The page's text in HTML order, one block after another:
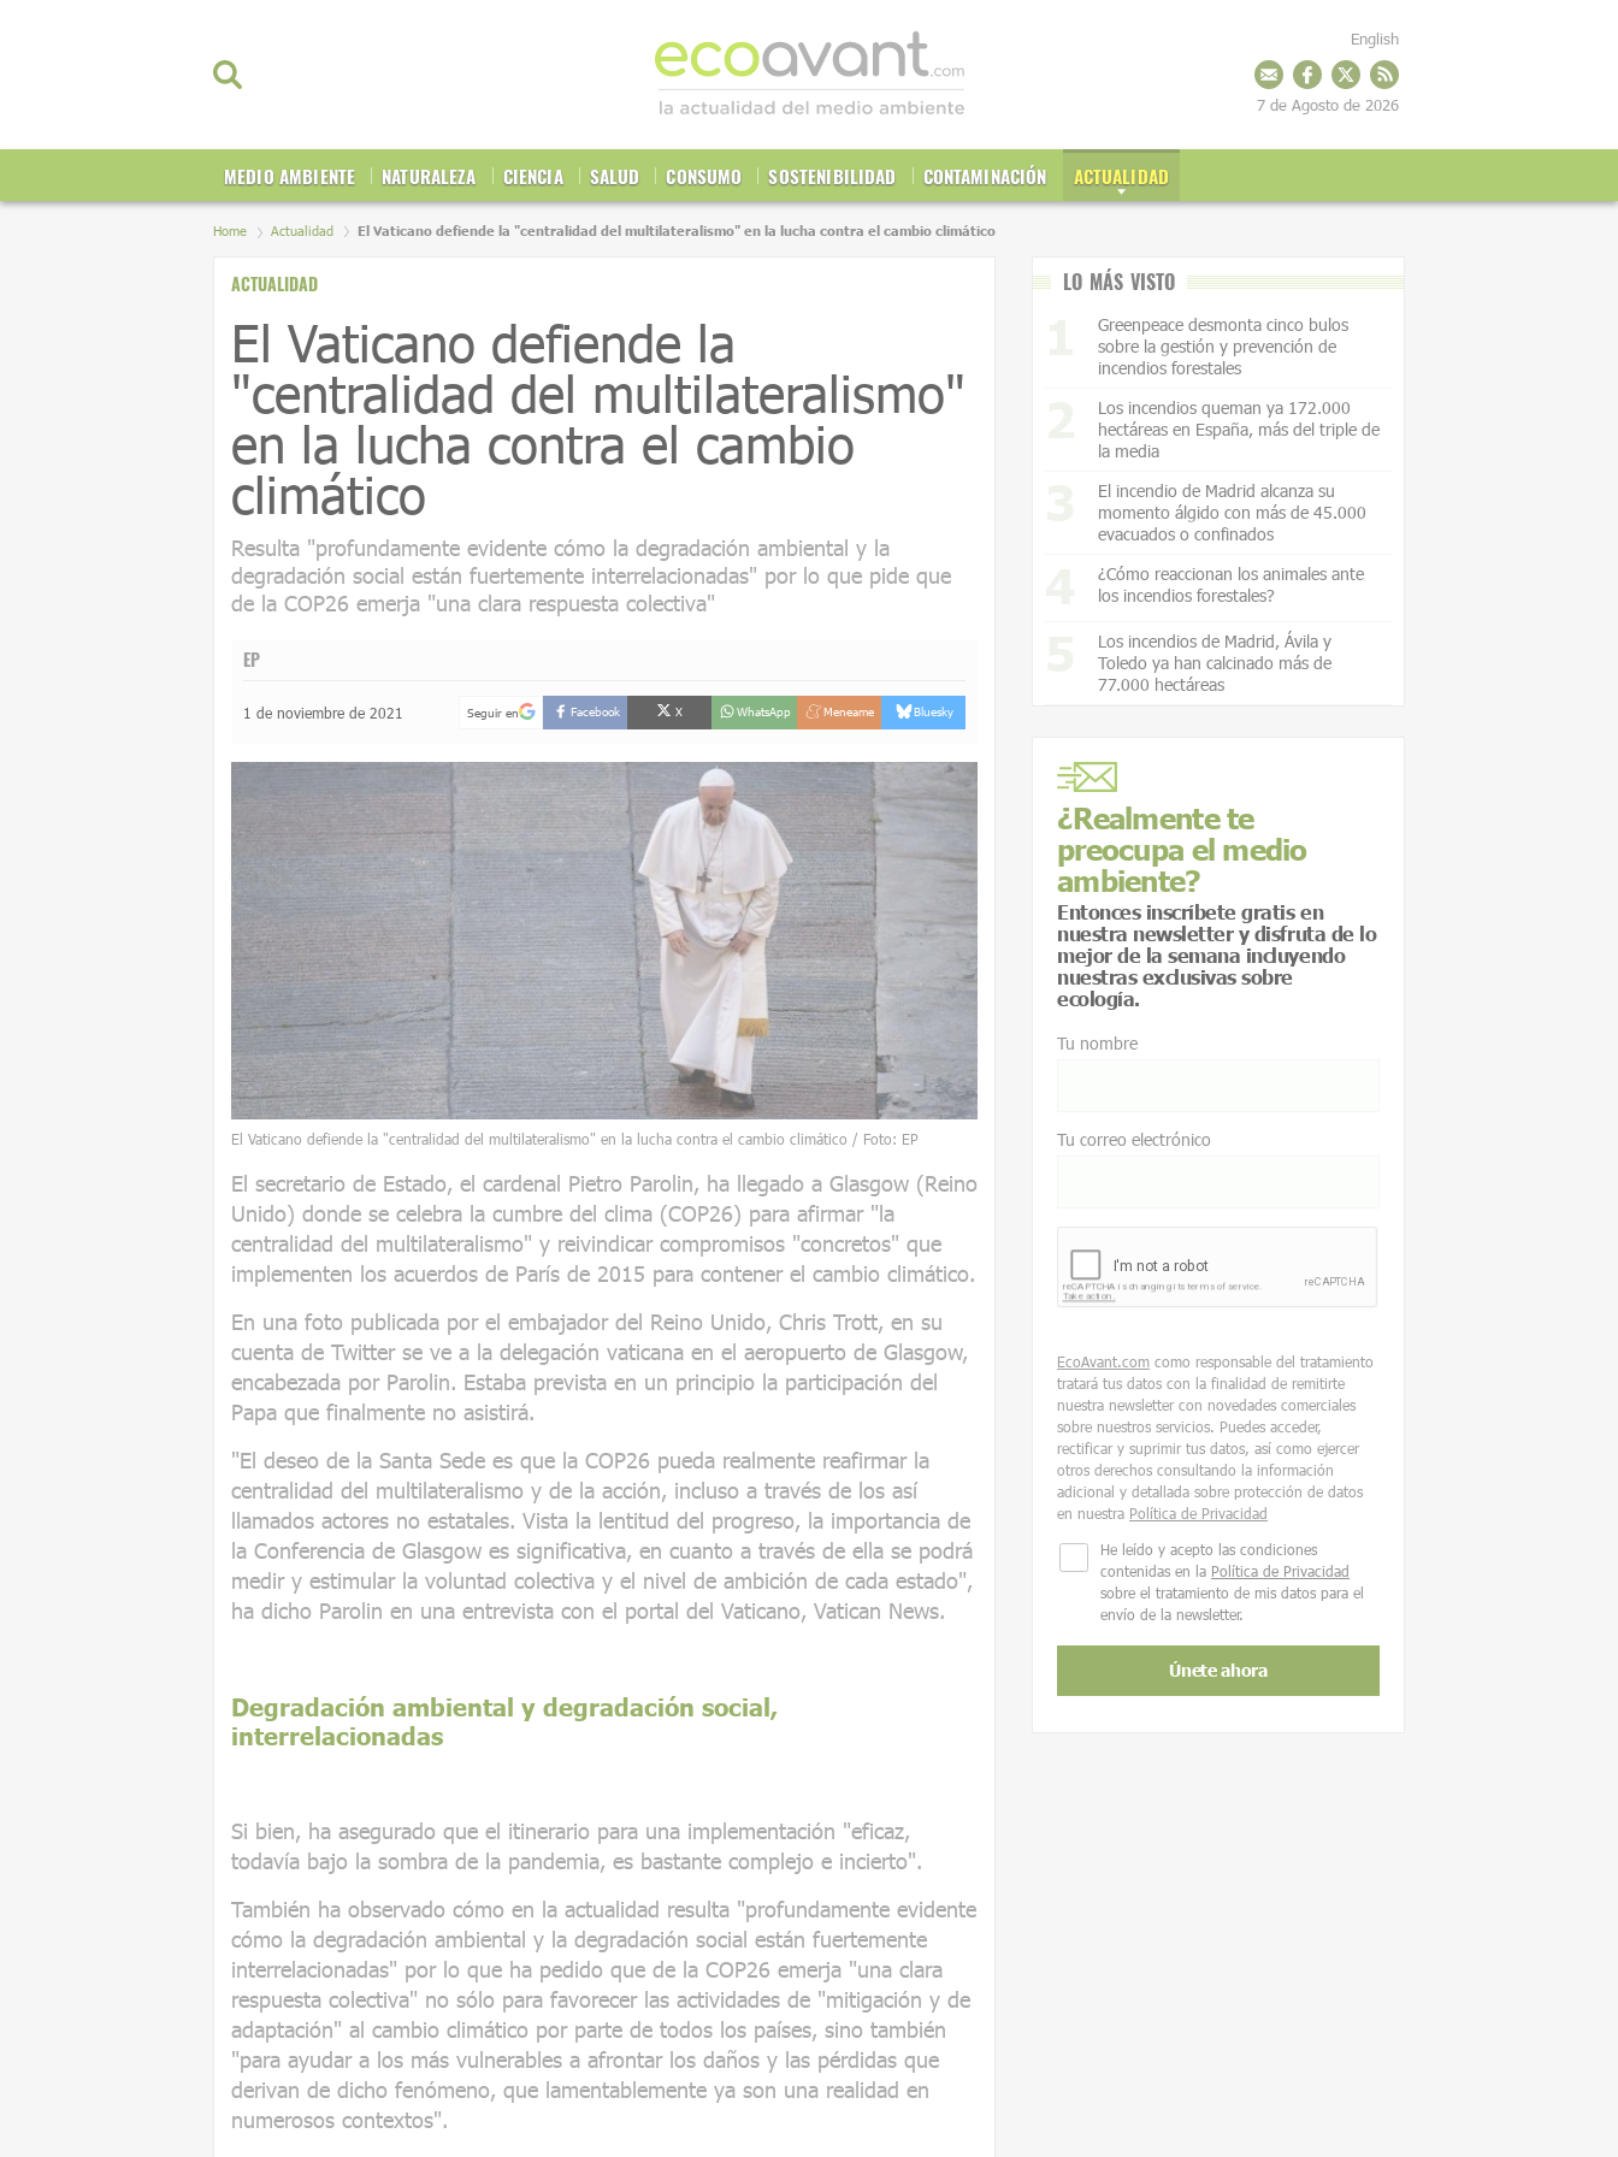
MEDIO AMBIENTE NATURALEZA CIENCIA SALUD CONSUMO SOSTENIBILIDAD CONTAMINACIÓN ACTUALIDAD
English
7 de Agosto de 2026
Home Actualidad El Vaticano defiende la "centralidad del multilateralismo" en la lucha contra el cambio climático
ACTUALIDAD
El Vaticano defiende la
"centralidad del multilateralismo"
en la lucha contra el cambio
climático
Resulta "profundamente evidente cómo la degradación ambiental y la
degradación social están fuertemente interrelacionadas" por lo que pide que
de la COP26 emerja "una clara respuesta colectiva"
EP
1 de noviembre de 2021 Seguir en Facebook X WhatsApp Meneame Bluesky
El Vaticano defiende la "centralidad del multilateralismo" en la lucha contra el cambio climático / Foto: EP
El secretario de Estado, el cardenal Pietro Parolin, ha llegado a Glasgow (Reino
Unido) donde se celebra la cumbre del clima (COP26) para afirmar "la
centralidad del multilateralismo" y reivindicar compromisos "concretos" que
implementen los acuerdos de París de 2015 para contener el cambio climático.
En una foto publicada por el embajador del Reino Unido, Chris Trott, en su
cuenta de Twitter se ve a la delegación vaticana en el aeropuerto de Glasgow,
encabezada por Parolin. Estaba prevista en un principio la participación del
Papa que finalmente no asistirá.
"El deseo de la Santa Sede es que la COP26 pueda realmente reafirmar la
centralidad del multilateralismo y de la acción, incluso a través de los así
llamados actores no estatales. Vista la lentitud del progreso, la importancia de
la Conferencia de Glasgow es significativa, en cuanto a través de ella se podrá
medir y estimular la voluntad colectiva y el nivel de ambición de cada estado",
ha dicho Parolin en una entrevista con el portal del Vaticano, Vatican News.
Degradación ambiental y degradación social,
interrelacionadas
Si bien, ha asegurado que el itinerario para una implementación "eficaz,
todavía bajo la sombra de la pandemia, es bastante complejo e incierto".
También ha observado cómo en la actualidad resulta "profundamente evidente
cómo la degradación ambiental y la degradación social están fuertemente
interrelacionadas" por lo que ha pedido que de la COP26 emerja "una clara
respuesta colectiva" no sólo para favorecer las actividades de "mitigación y de
adaptación" al cambio climático por parte de todos los países, sino también
"para ayudar a los más vulnerables a afrontar los daños y las pérdidas que
derivan de dicho fenómeno, que lamentablemente ya son una realidad en
numerosos contextos".
LO MÁS VISTO
Greenpeace desmonta cinco bulos
sobre la gestión y prevención de
incendios forestales
Los incendios queman ya 172.000
hectáreas en España, más del triple de
la media
El incendio de Madrid alcanza su
momento álgido con más de 45.000
evacuados o confinados
¿Cómo reaccionan los animales ante
los incendios forestales?
Los incendios de Madrid, Ávila y
Toledo ya han calcinado más de
77.000 hectáreas
¿Realmente te
preocupa el medio
ambiente?
Entonces inscríbete gratis en
nuestra newsletter y disfruta de lo
mejor de la semana incluyendo
nuestras exclusivas sobre
ecología.
Tu nombre
Tu correo electrónico
EcoAvant.com como responsable del tratamiento
tratará tus datos con la finalidad de remitirte
nuestra newsletter con novedades comerciales
sobre nuestros servicios. Puedes acceder,
rectificar y suprimir tus datos, así como ejercer
otros derechos consultando la información
adicional y detallada sobre protección de datos
en nuestra Política de Privacidad
He leído y acepto las condiciones
contenidas en la Política de Privacidad
sobre el tratamiento de mis datos para el
envío de la newsletter.